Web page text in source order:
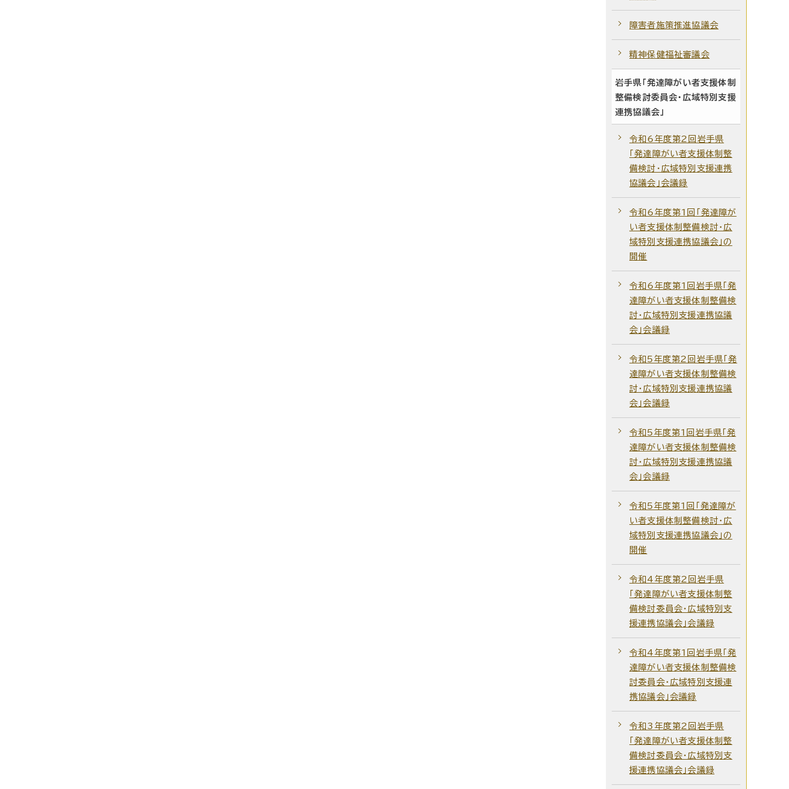
障害者施策推進協議会
精神保健福祉審議会
岩手県「発達障がい者支援体制
整備検討委員会・広域特別支援
連携協議会」
令和6年度第2回岩手県
「発達障がい者支援体制整
備検討・広域特別支援連携
協議会」会議録
令和6年度第1回「発達障が
い者支援体制整備検討・広
域特別支援連携協議会」の
開催
令和6年度第1回岩手県「発
達障がい者支援体制整備検
討・広域特別支援連携協議
会」会議録
令和5年度第2回岩手県「発
達障がい者支援体制整備検
討・広域特別支援連携協議
会」会議録
令和5年度第1回岩手県「発
達障がい者支援体制整備検
討・広域特別支援連携協議
会」会議録
令和5年度第1回「発達障が
い者支援体制整備検討・広
域特別支援連携協議会」の
開催
令和4年度第2回岩手県
「発達障がい者支援体制整
備検討委員会・広域特別支
援連携協議会」会議録
令和4年度第1回岩手県「発
達障がい者支援体制整備検
討委員会・広域特別支援連
携協議会」会議録
令和3年度第2回岩手県
「発達障がい者支援体制整
備検討委員会・広域特別支
援連携協議会」会議録